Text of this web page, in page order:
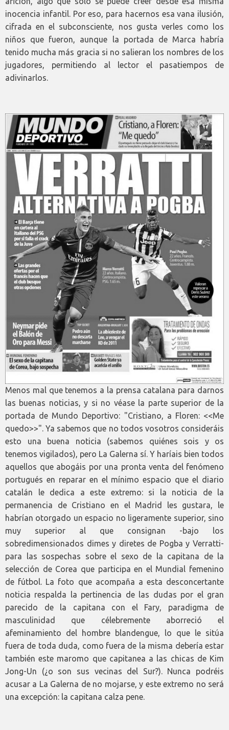
inocencia infantil. Por eso, para hacernos esa vana ilusión,
cifrada en el subconsciente, nos gusta verles como los
niños que fueron, aunque la portada de Marca habría
tenido mucha más gracia si no salieran los nombres de los
jugadores, permitiendo al lector el pasatiempos de
adivinarlos.
Menos mal que tenemos a la prensa catalana para darnos
las buenas noticias, y si no véase la parte superior de la
portada de Mundo Deportivo: "Cristiano, a Floren: <<Me
quedo>>". Ya sabemos que no todos vosotros consideráis
esto una buena noticia (sabemos quiénes sois y os
tenemos vigilados), pero La Galerna sí. Y haríais bien todos
aquellos que abogáis por una pronta venta del fenómeno
portugués en reparar en el mínimo espacio que el diario
catalán le dedica a este extremo: si la noticia de la
permanencia de Cristiano en el Madrid les gustara, le
habrían otorgado un espacio no ligeramente superior, sino
muy superior al que consignan -bajo los
sobredimensionados dimes y diretes de Pogba y Verratti-
para las sospechas sobre el sexo de la capitana de la
selección de Corea que participa en el Mundial femenino
de fútbol. La foto que acompaña a esta desconcertante
noticia respalda la pertinencia de las dudas por el gran
parecido de la capitana con el Fary, paradigma de
masculinidad que célebremente aborreció el
afeminamiento del hombre blandengue, lo que le sitúa
fuera de toda duda, como fuera de la misma debería estar
también este maromo que capitanea a las chicas de Kim
Jong-Un (¿o son sus vecinas del Sur?). Nunca podréis
acusar a La Galerna de no mojarse, y este extremo no será
una excepción: la capitana calza pene.